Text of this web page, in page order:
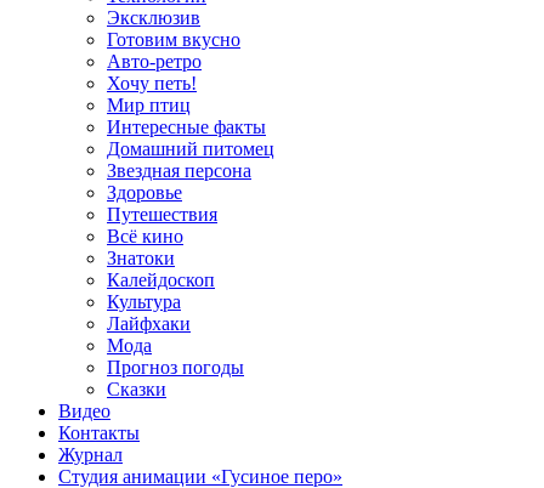
Эксклюзив
Готовим вкусно
Авто-ретро
Хочу петь!
Мир птиц
Интересные факты
Домашний питомец
Звездная персона
Здоровье
Путешествия
Всё кино
Знатоки
Калейдоскоп
Культура
Лайфхаки
Мода
Прогноз погоды
Сказки
Видео
Контакты
Журнал
Студия анимации «Гусиное перо»